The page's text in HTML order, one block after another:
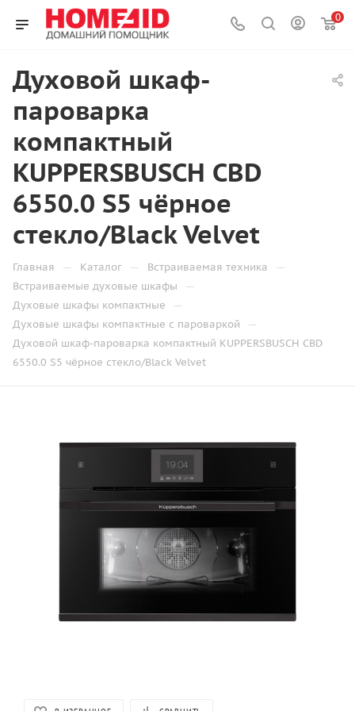
0
Духовой шкаф-
пароварка
компактный
KUPPERSBUSCH CBD
6550.0 S5 чёрное
стекло/Black Velvet
Главная — Каталог — Встраиваемая техника —
Встраиваемые духовые шкафы —
Духовые шкафы компактные —
Духовые шкафы компактные с пароваркой —
Духовой шкаф-пароварка компактный KUPPERSBUSCH CBD
6550.0 S5 чёрное стекло/Black Velvet